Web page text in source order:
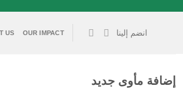
انضم إلينا OUR IMPACT
US
إضافة مأوى جديد